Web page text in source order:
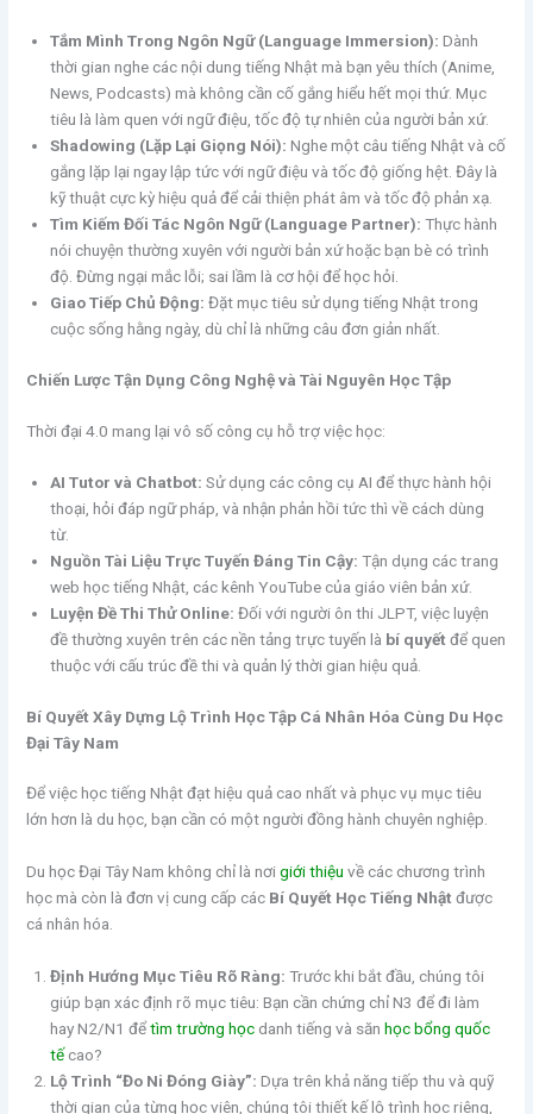
Tắm Mình Trong Ngôn Ngữ (Language Immersion): Dành
thời gian nghe các nội dung tiếng Nhật mà bạn yêu thích (Anime,
News, Podcasts) mà không cần cố gắng hiểu hết mọi thứ. Mục
tiêu là làm quen với ngữ điệu, tốc độ tự nhiên của người bản xứ.
Shadowing (Lặp Lại Giọng Nói): Nghe một câu tiếng Nhật và cố
gắng lặp lại ngay lập tức với ngữ điệu và tốc độ giống hệt. Đây là
kỹ thuật cực kỳ hiệu quả để cải thiện phát âm và tốc độ phản xạ.
Tìm Kiếm Đối Tác Ngôn Ngữ (Language Partner): Thực hành
nói chuyện thường xuyên với người bản xứ hoặc bạn bè có trình
độ. Đừng ngại mắc lỗi; sai lầm là cơ hội để học hỏi.
Giao Tiếp Chủ Động: Đặt mục tiêu sử dụng tiếng Nhật trong
cuộc sống hằng ngày, dù chỉ là những câu đơn giản nhất.
Chiến Lược Tận Dụng Công Nghệ và Tài Nguyên Học Tập
Thời đại 4.0 mang lại vô số công cụ hỗ trợ việc học:
AI Tutor và Chatbot: Sử dụng các công cụ AI để thực hành hội
thoại, hỏi đáp ngữ pháp, và nhận phản hồi tức thì về cách dùng
từ.
Nguồn Tài Liệu Trực Tuyến Đáng Tin Cậy: Tận dụng các trang
web học tiếng Nhật, các kênh YouTube của giáo viên bản xứ.
Luyện Đề Thi Thử Online: Đối với người ôn thi JLPT, việc luyện
đề thường xuyên trên các nền tảng trực tuyến là bí quyếtđể quen
thuộc với cấu trúc đề thi và quản lý thời gian hiệu quả.
Bí Quyết Xây Dựng Lộ Trình Học Tập Cá Nhân Hóa Cùng Du Học
Đại Tây Nam
Để việc học tiếng Nhật đạt hiệu quả cao nhất và phục vụ mục tiêu
lớn hơn là du học, bạn cần có một người đồng hành chuyên nghiệp.
Du học Đại Tây Nam không chỉ là nơigiới thiệu về các chương trình
học mà còn là đơn vị cung cấp các Bí Quyết Học Tiếng Nhậtđược
cá nhân hóa.
Định Hướng Mục Tiêu Rõ Ràng: Trước khi bắt đầu, chúng tôi
giúp bạn xác định rõ mục tiêu: Bạn cần chứng chỉ N3 để đi làm
hay N2/N1 đểtìm trường học danh tiếng và sănhọc bổng quốc
tếcao?
Lộ Trình “Đo Ni Đóng Giày”: Dựa trên khả năng tiếp thu và quỹ
thời gian của từng học viên, chúng tôi thiết kế lộ trình học riêng,